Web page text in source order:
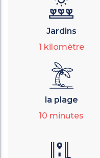
Jardins
1 kilomètre
la plage
10 minutes